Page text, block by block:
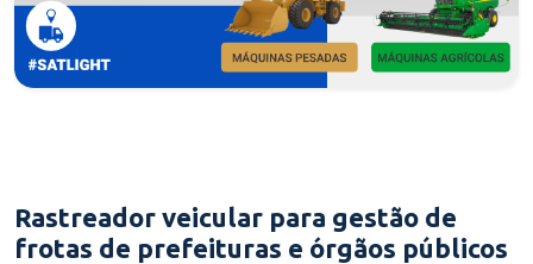
Rastreador veicular para gestão de
frotas de prefeituras e órgãos públicos